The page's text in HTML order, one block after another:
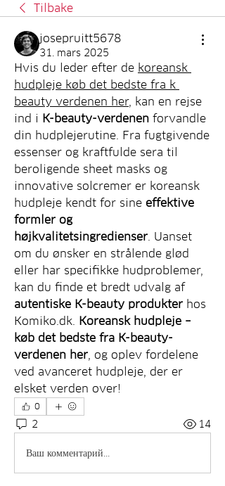
Tilbake
josepruitt5678
31. mars 2025
Hvis du leder efter de koreansk
hudpleje køb det bedste fra k
beauty verdenen her, kan en rejse
ind i K-beauty-verdenen forvandle
din hudplejerutine. Fra fugtgivende
essenser og kraftfulde sera til
beroligende sheet masks og
innovative solcremer er koreansk
hudpleje kendt for sine effektive
formler og
højkvalitetsingredienser. Uanset
om du ønsker en strålende glød
eller har specifikke hudproblemer,
kan du finde et bredt udvalg af
autentiske K-beauty produkter hos
Komiko.dk. Koreansk hudpleje –
køb det bedste fra K-beauty-
verdenen her, og oplev fordelene
ved avanceret hudpleje, der er
elsket verden over!
0
2 14
Ваш комментарий...